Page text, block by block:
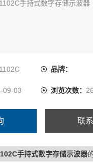
手持式数字存储示波器
品牌：
09-03 浏览次数：
联
手持式数字存储示波器